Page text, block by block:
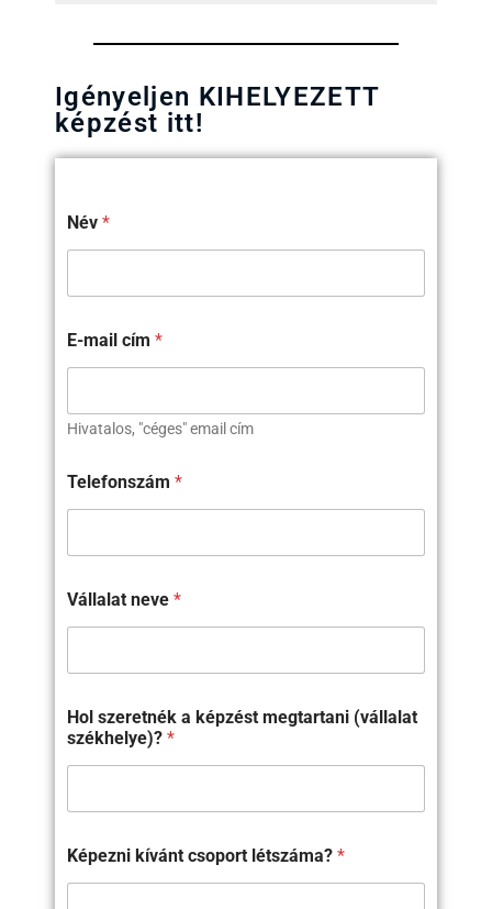
Igényeljen KIHELYEZETT
képzést itt!
Név *
E-mail cím *
Hivatalos, "céges" email cím
Telefonszám *
Vállalat neve *
Hol szeretnék a képzést megtartani (vállalat
székhelye)? *
Képezni kívánt csoport létszáma? *